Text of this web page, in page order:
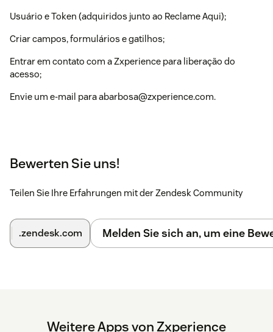
Usuário e Token (adquiridos junto ao Reclame Aqui);
Criar campos, formulários e gatilhos;
Entrar em contato com a Zxperience para liberação do
acesso;
Envie um e-mail para abarbosa@zxperience.com.
Bewerten Sie uns!
Teilen Sie Ihre Erfahrungen mit der Zendesk Community
.zendesk.com Melden Sie sich an, um eine
Weitere Apps von Zxperience